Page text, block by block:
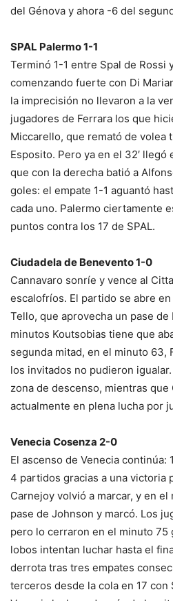
del Génova y ahora -6 del
SPAL Palermo 1-1
Terminó 1-1 entre Spal de Rossi
comenzando fuerte con Di
la imprecisión no llevaron a la
jugadores de Ferrara los que
Miccarello, que remató de volea
Esposito. Pero ya en el 32′
que con la derecha batió a
goles: el empate 1-1 aguantó
cada uno. Palermo ciertamente
puntos contra los 17 de SPAL.
Ciudadela de Benevento 1-0
Cannavaro sonríe y vence al
escalofríos. El partido se abre
Tello, que aprovecha un pase de
minutos Koutsobias tiene que
segunda mitad, en el minuto 63,
los invitados no pudieron
zona de descenso, mientras
actualmente en plena lucha por
Venecia Cosenza 2-0
El ascenso de Venecia continúa:
4 partidos gracias a una victoria
Carnejoy volvió a marcar, y en
pase de Johnson y marcó. Los
pero lo cerraron en el minuto 75
lobos intentan luchar hasta el
derrota tras tres empates
terceros desde la cola en 17 con